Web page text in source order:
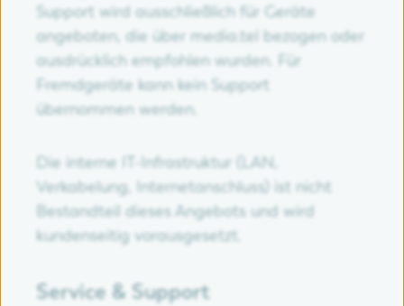
Support wird ausschließlich für Geräte
angeboten, die über media.tel bezogen oder
ausdrücklich empfohlen wurden. Für
Fremdgeräte kann kein Support
übernommen werden.
Die interne IT-Infrastruktur (LAN,
Verkabelung, Internetanschluss) ist nicht
Bestandteil dieses Angebots und wird
kundenseitig vorausgesetzt.
Service & Support